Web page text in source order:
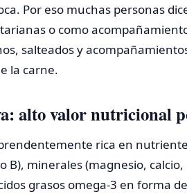
Por eso muchas personas
o como
salteados y
la carne.
alto valor nutricional
rica en
B), minerales (magnesio,
grasos omega-3 en forma